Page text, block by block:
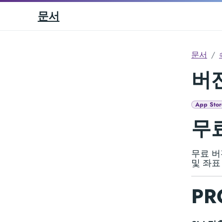
문서
문서
버
App
무
무료
및 좌